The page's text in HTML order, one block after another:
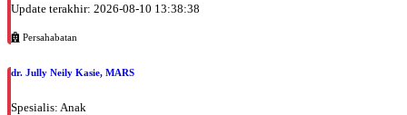
Update terakhir: 2026-08-10 13:38:38
Persahabatan
dr. Jully Neily Kasie, MARS
Spesialis: Anak